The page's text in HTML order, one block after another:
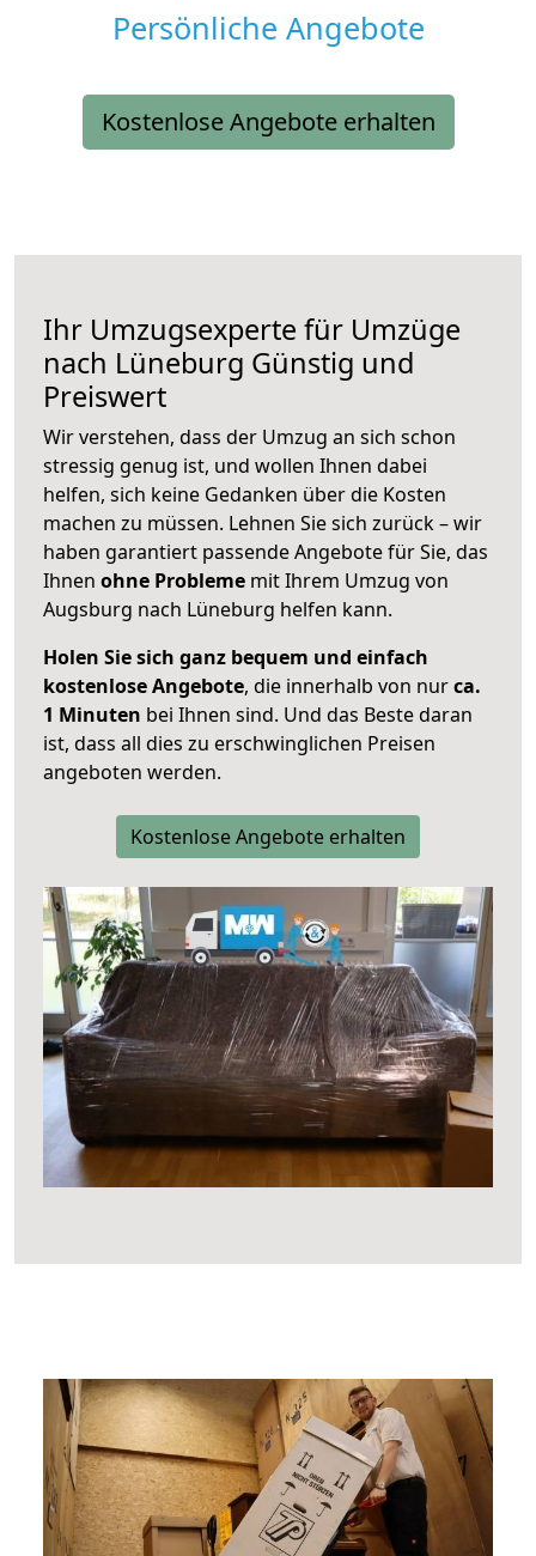
Persönliche Angebote
Kostenlose Angebote erhalten
Ihr Umzugsexperte für Umzüge
nach Lüneburg Günstig und
Preiswert
Wir verstehen, dass der Umzug an sich schon
stressig genug ist, und wollen Ihnen dabei
helfen, sich keine Gedanken über die Kosten
machen zu müssen. Lehnen Sie sich zurück – wir
haben garantiert passende Angebote für Sie, das
Ihnen ohne Probleme mit Ihrem Umzug von
Augsburg nach Lüneburg helfen kann.
Holen Sie sich ganz bequem und einfach
kostenlose Angebote, die innerhalb von nurca.
1 Minuten bei Ihnen sind. Und das Beste daran
ist, dass all dies zu erschwinglichen Preisen
angeboten werden.
Kostenlose Angebote erhalten